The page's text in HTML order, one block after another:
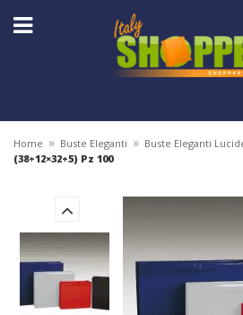
Home » Buste Eleganti » Buste Eleganti
(38+12×32+5) Pz 100